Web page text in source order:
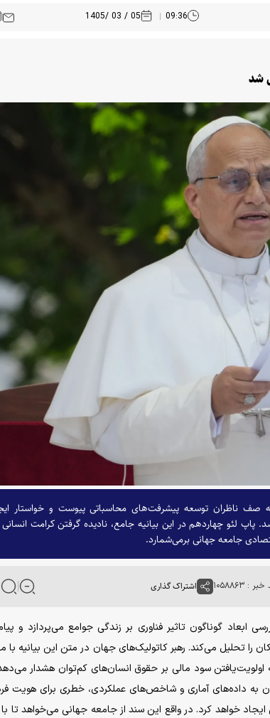
09:36
05 / 03 /1405
شد
صف ناظران توسعه پیشرفت‌های محاسباتی پیوست و خواستار
لئو چهاردهم در این بیانیه جامع، نادیده گرفتن کرامت انسانی
جامعه جهانی برمی‌شمارد.
: ۱۰۵۸۸۶۳ اشتراک گذاری
بررسی ابعاد گوناگون تاثیر فناوری بر زندگی جوامع می‌پردازد و
تحلیل می‌کند. رهبر کاتولیک‌های جهان در متن این بیانیه با
اولویت‌یافتن سود مالی بر حقوق انسان‌های کم‌توان هشدار
به داده‌های آماری و شاخص‌های عملکردی، خطری برای هویت
خواهد کرد. در واقع این سند از جامعه جهانی می‌خواهد تا با